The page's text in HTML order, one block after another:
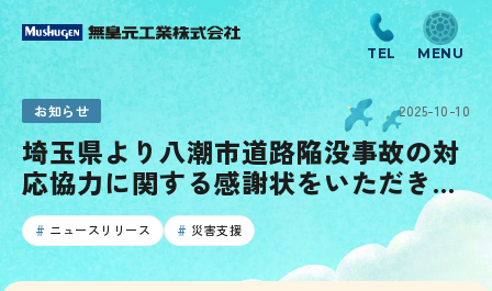
お知らせ 2025-10-10
埼玉県より八潮市道路陥没事故の対
応協力に関する感謝状をいただきま
したニュースリリース 災害支援